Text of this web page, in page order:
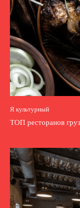
Я культурный
ТОП ресторанов